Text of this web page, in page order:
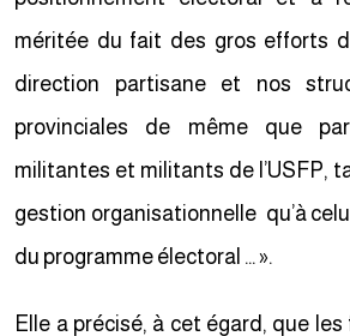
méritée du fait des gros efforts
direction partisane et nos
provinciales de même que
militantes et militants de l’USFP,
gestion organisationnelle qu’à
du programme électoral … ».
Elle a précisé, à cet égard, que